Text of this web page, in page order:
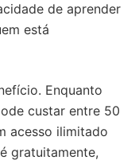
de aprender
está
Enquanto
custar entre 50
acesso ilimitado
gratuitamente,